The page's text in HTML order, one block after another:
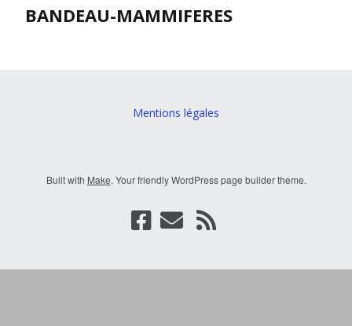
BANDEAU-MAMMIFERES
Mentions légales
Built with Make. Your friendly WordPress page builder theme.